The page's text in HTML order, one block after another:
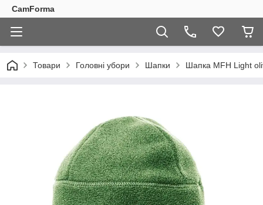
CamForma
Товари Головні убори Шапки Шапка MFH Light